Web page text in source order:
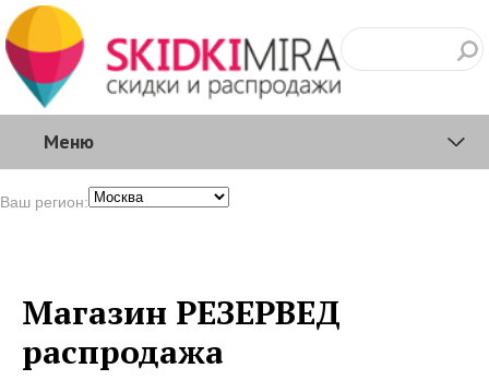
Меню
Ваш регион:
Магазин РЕЗЕРВЕД
распродажа